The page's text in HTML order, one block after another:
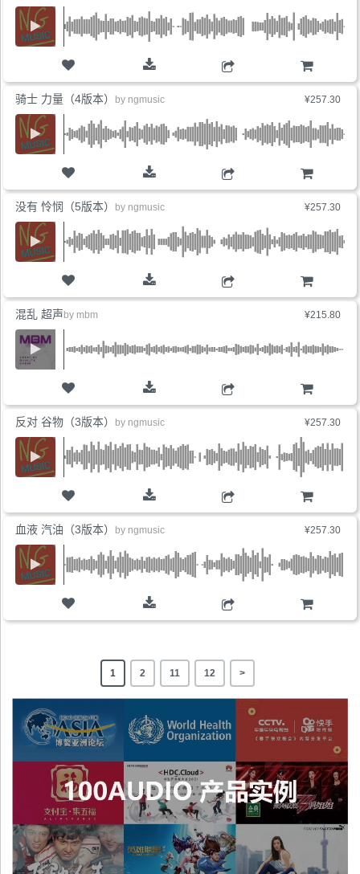
购物车
¥257.30
购物车
骑士 力量（4版本） by ngmusic
¥257.30
购物车
没有 怜悯（5版本） by ngmusic
¥215.80
购物车
混乱 超声 by mbm
¥257.30
购物车
反对 谷物（3版本） by ngmusic
¥257.30
购物车
血液 汽油（3版本） by ngmusic
1 2 11 12 >